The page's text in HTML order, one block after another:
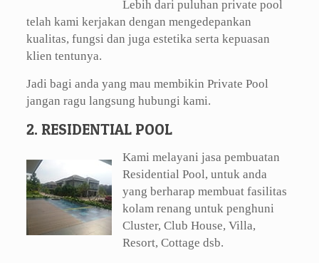
Lebih dari puluhan private pool
telah kami kerjakan dengan mengedepankan
kualitas, fungsi dan juga estetika serta kepuasan
klien tentunya.
Jadi bagi anda yang mau membikin Private Pool
jangan ragu langsung hubungi kami.
2. RESIDENTIAL POOL
Kami melayani jasa pembuatan
Residential Pool, untuk anda
yang berharap membuat fasilitas
kolam renang untuk penghuni
Cluster, Club House, Villa,
Resort, Cottage dsb.